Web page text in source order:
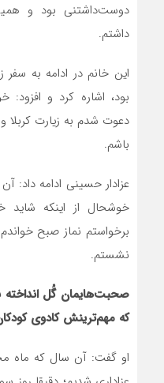
دوست‌داشتنی بود و
داشتم.
این خانم در ادامه به سفر
بود، اشاره کرد و افزود:
دعوت شدم به زیارت کربلا
باشم.
عزادار حسینی ادامه داد:
خوشحال از اینکه شاید
برخواستم نماز صبح
نشستم.
صحبت‌هایمان گُل
که مهم‌ترینش کادوی
او گفت: آن سال که ماه